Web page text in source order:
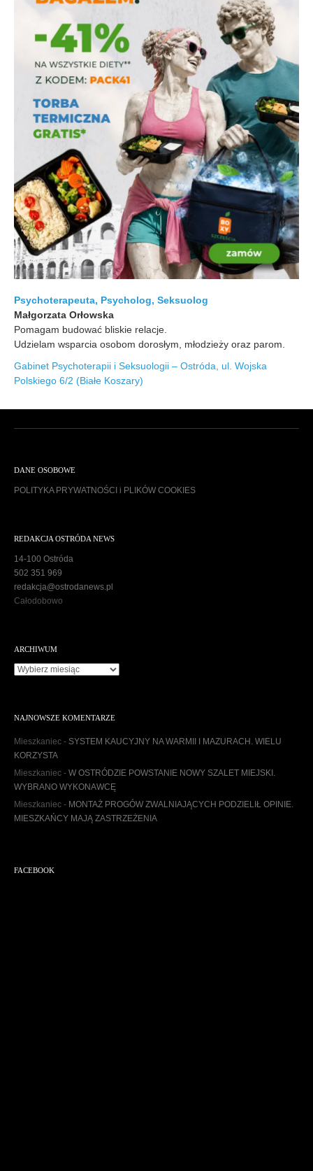
Psychoterapeuta, Psycholog, Seksuolog
Małgorzata Orłowska
Pomagam budować bliskie relacje.
Udzielam wsparcia osobom dorosłym, młodzieży oraz parom.
Gabinet Psychoterapii i Seksuologii – Ostróda, ul. Wojska
Polskiego 6/2 (Białe Koszary)
DANE OSOBOWE
POLITYKA PRYWATNOŚCI i PLIKÓW COOKIES
REDAKCJA OSTRÓDA NEWS
14-100 Ostróda
502 351 969
redakcja@ostrodanews.pl
Całodobowo
ARCHIWUM
A
w
u
NAJNOWSZE KOMENTARZE
Mieszkaniec - SYSTEM KAUCYJNY NA WARMII I MAZURACH. WIELU
KORZYSTA
Mieszkaniec - W OSTRÓDZIE POWSTANIE NOWY SZALET MIEJSKI.
WYBRANO WYKONAWCĘ
Mieszkaniec - MONTAŻ PROGÓW ZWALNIAJĄCYCH PODZIELIŁ OPINIE.
MIESZKAŃCY MAJĄ ZASTRZEŻENIA
FACEBOOK